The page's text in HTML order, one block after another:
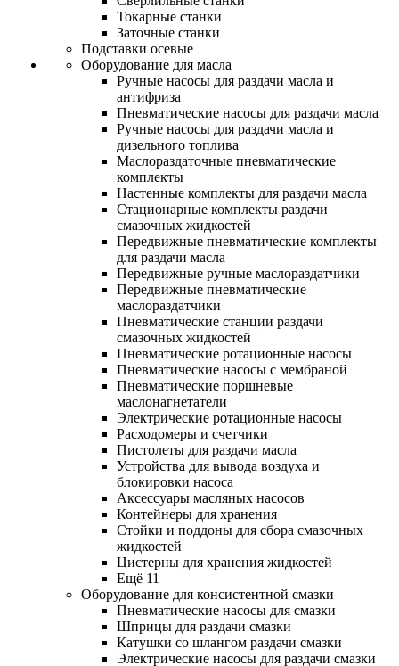
Токарные станки
Заточные станки
Подставки осевые
Оборудование для масла
Ручные насосы для раздачи масла и
антифриза
Пневматические насосы для раздачи масла
Ручные насосы для раздачи масла и
дизельного топлива
Маслораздаточные пневматические
комплекты
Настенные комплекты для раздачи масла
Стационарные комплекты раздачи
смазочных жидкостей
Передвижные пневматические комплекты
для раздачи масла
Передвижные ручные маслораздатчики
Передвижные пневматические
маслораздатчики
Пневматические станции раздачи
смазочных жидкостей
Пневматические ротационные насосы
Пневматические насосы с мембраной
Пневматические поршневые
маслонагнетатели
Электрические ротационные насосы
Расходомеры и счетчики
Пистолеты для раздачи масла
Устройства для вывода воздуха и
блокировки насоса
Аксессуары масляных насосов
Контейнеры для хранения
Стойки и поддоны для сбора смазочных
жидкостей
Цистерны для хранения жидкостей
Ещё 11
Оборудование для консистентной смазки
Пневматические насосы для смазки
Шприцы для раздачи смазки
Катушки со шлангом раздачи смазки
Электрические насосы для раздачи смазки